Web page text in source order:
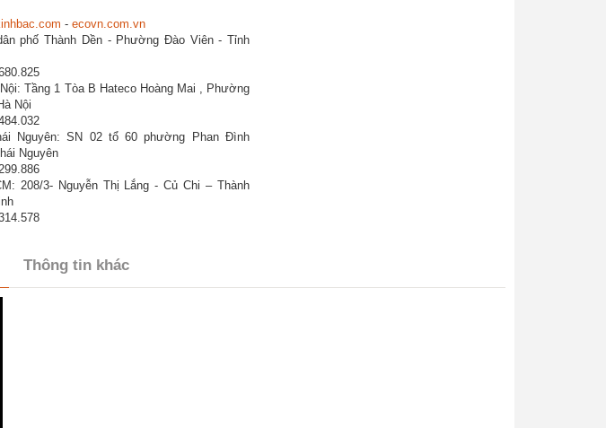
- ecovn.com.vn
phố Thành Dền - Phường Đào Viên - Tỉnh
Tầng 1 Tòa B Hateco Hoàng Mai , Phường
Nội
Nguyên: SN 02 tổ 60 phường Phan Đình
Nguyên
208/3- Nguyễn Thị Lắng - Củ Chi – Thành
Thông tin khác